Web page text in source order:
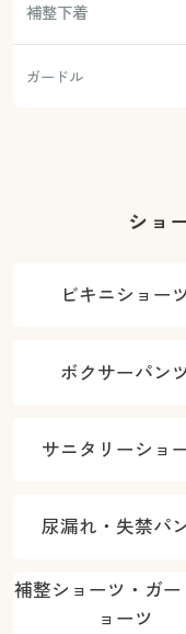
補整下着
ガードル
ショ
ビキニショー
ボクサーパン
サニタリーショ
尿漏れ・失禁パ
補整ショーツ・ガー
ョーツ